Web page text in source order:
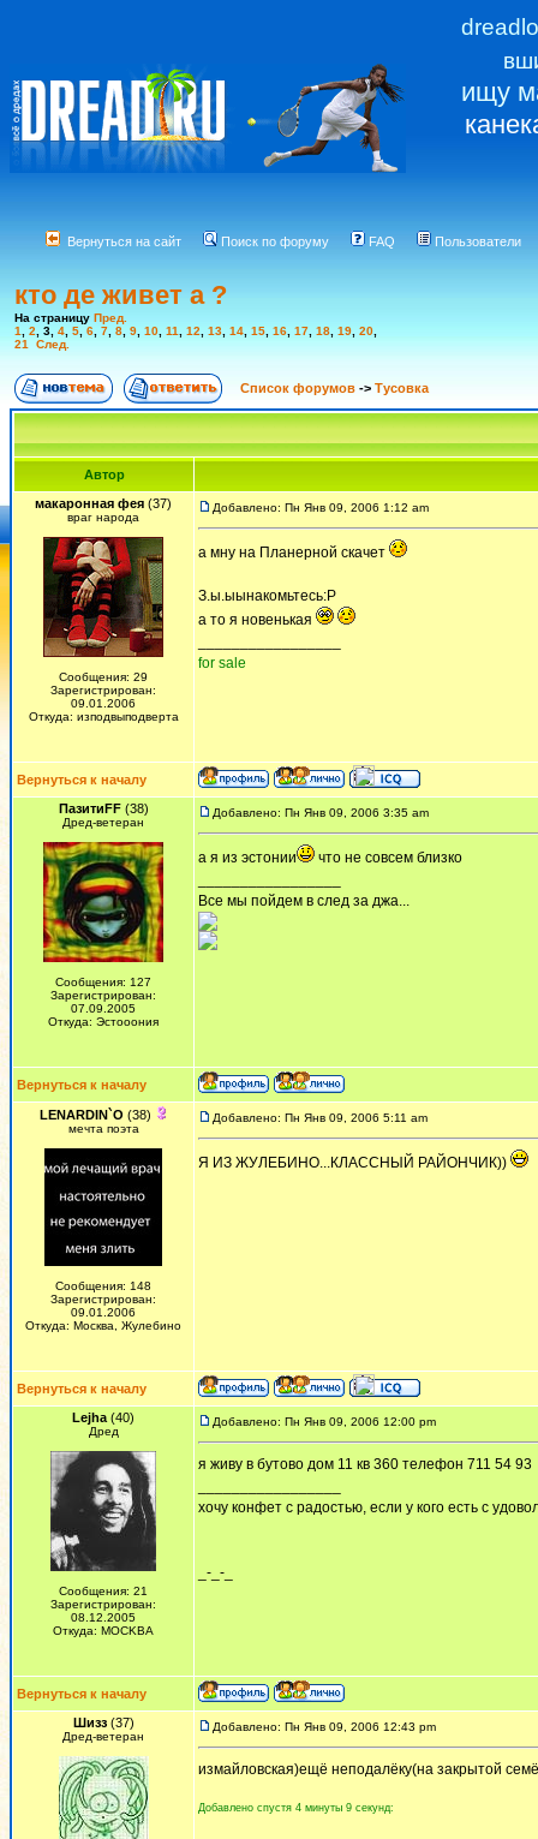
ищу
Вернуться на сайт Поиск по форуму FAQ Пользователи
кто де живет а ?
На страницу Пред.
1
2 3 4 5 6 7 8 9 10 11 12 13 14 15 16 17 18 19 20
21
След.
Список форумов -> Тусовка
Автор
макаронная фея (37)
враг народа
Сообщения: 29
Зарегистрирован:
09.01.2006
Откуда: изподвыподверта
Добавлено: Пн Янв 09, 2006 1:12 am
а мну на Планерной скачет
З.ы.ыынакомьтесь:Р
а то я новенькая
for sale
Вернуться к началу
ПазитиFF(38)
Дред-ветеран
Сообщения: 127
Зарегистрирован:
07.09.2005
Откуда: Эстооония
Добавлено: Пн Янв 09, 2006 3:35 am
а я из эстонии
что не совсем близко
Все мы пойдем в след за джа...
Вернуться к началу
LENARDIN`O (38)
мечта поэта
Сообщения: 148
Зарегистрирован:
09.01.2006
Откуда: Москва, Жулебино
Добавлено: Пн Янв 09, 2006 5:11 am
Я ИЗ ЖУЛЕБИНО...КЛАССНЫЙ РАЙОНЧИК))
Вернуться к началу
Lejha (40)
Дред
Сообщения: 21
Зарегистрирован:
08.12.2005
Откуда: MOCKBA
Добавлено: Пн Янв 09, 2006 12:00 pm
я живу в бутово дом 11 кв 360 телефон 711 54 93
хочу конфет с радостью, если у кого есть с
_-_-_
Вернуться к началу
Шизз(37)
Дред-ветеран
Добавлено: Пн Янв 09, 2006 12:43 pm
измайловская)ещё неподалёку(на закрытой
Добавлено спустя 4 минуты 9 секунд: